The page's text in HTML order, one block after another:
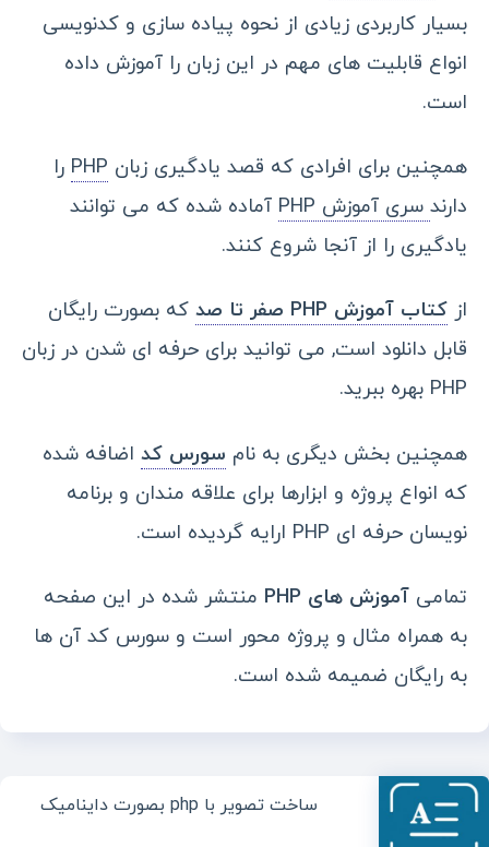
بسیار کاربردی زیادی از نحوه پیاده سازی و کدنویسی
انواع قابلیت های مهم در این زبان را آموزش داده
است.
همچنین برای افرادی که قصد یادگیری زبان PHP را
دارند سری آموزش PHP
آماده شده که می توانند
یادگیری را از آنجا شروع کنند.
از کتاب آموزش PHP صفر تا صد
که بصورت رایگان
قابل دانلود است, می توانید برای حرفه ای شدن در زبان
PHP بهره ببرید.
همچنین بخش دیگری به نام سورس کد اضافه شده
که انواع پروژه و ابزارها برای علاقه مندان و برنامه
نویسان حرفه ای PHP ارایه گردیده است.
تمامی آموزش های PHP
منتشر شده در این صفحه
به همراه مثال و پروژه محور است و سورس کد آن ها
به رایگان ضمیمه شده است.
ساخت تصویر با php بصورت داینامیک